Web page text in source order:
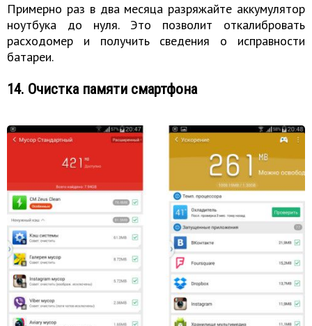
Примерно раз в два месяца разряжайте аккумулятор
ноутбука до нуля. Это позволит откалибровать
расходомер и получить сведения о исправности
батареи.
14. Очистка памяти смартфона